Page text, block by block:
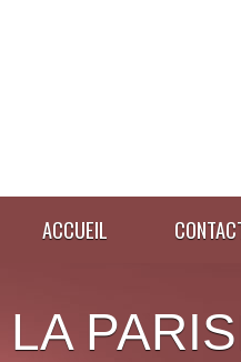
ACCUEIL
LA